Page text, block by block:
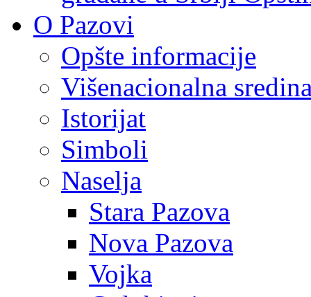
O Pazovi
Opšte informacije
Višenacionalna
Istorijat
Simboli
Naselja
Stara Pazova
Nova Pazova
Vojka